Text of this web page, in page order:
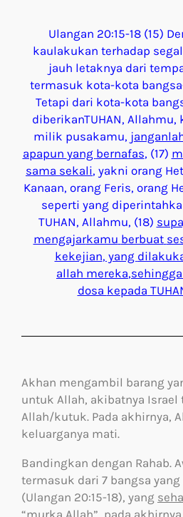
Ulangan 20:15-18 (15)
kaulakukan terhadap
jauh letaknya dari
termasuk kota-kota
Tetapi dari kota-kota
diberikanTUHAN,
milik pusakamu,
apapun yang bernafas, (17)
sama sekali, yakni orang
Kanaan, orang Feris, orang
seperti yang
TUHAN, Allahmu, (18)
mengajarkamu berbuat
kekejian, yang
allah mereka,sehingga
dosa kepada
Akhan mengambil barang
untuk Allah, akibatnya Israel
Allah/kutuk. Pada akhirnya,
keluarganya mati.
Bandingkan dengan Rahab.
termasuk dari 7 bangsa
(Ulangan 20:15-18), yang
“murka Allah”, pada